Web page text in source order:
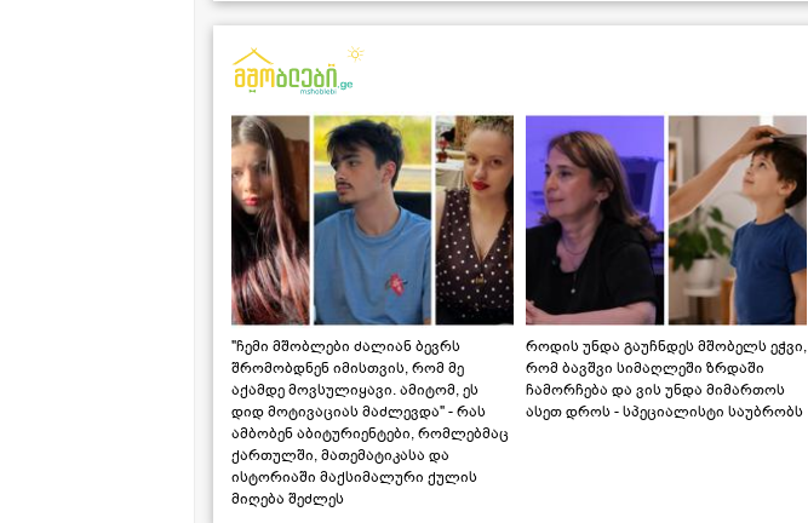
"ჩემი მშობლები ძალიან ბევრს
შრომობდნენ იმისთვის, რომ მე
აქამდე მოვსულიყავი. ამიტომ, ეს
დიდ მოტივაციას მაძლევდა" - რას
ამბობენ აბიტურიენტები, რომლებმაც
ქართულში, მათემატიკასა და
ისტორიაში მაქსიმალური ქულის
მიღება შეძლეს
როდის უნდა გაუჩნდეს მშობელს ეჭვი,
რომ ბავშვი სიმაღლეში ზრდაში
ჩამორჩება და ვის უნდა მიმართოს
ასეთ დროს - სპეციალისტი საუბრობს